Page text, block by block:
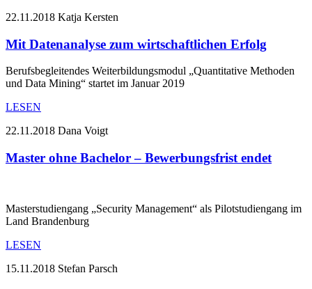
22.11.2018 Katja Kersten
Mit Datenanalyse zum wirtschaftlichen Erfolg
Berufsbegleitendes Weiterbildungsmodul „Quantitative Methoden
und Data Mining“ startet im Januar 2019
LESEN
22.11.2018 Dana Voigt
Master ohne Bachelor – Bewerbungsfrist endet
Masterstudiengang „Security Management“ als Pilotstudiengang im
Land Brandenburg
LESEN
15.11.2018 Stefan Parsch